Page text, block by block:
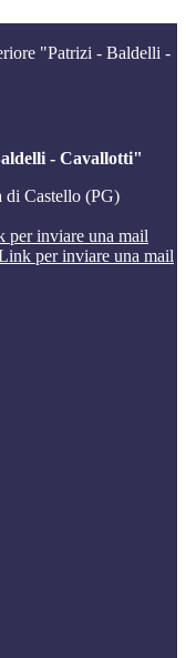
"Patrizi - Baldelli -
- Cavallotti"
Castello (PG)
per inviare una mail
per inviare una mail